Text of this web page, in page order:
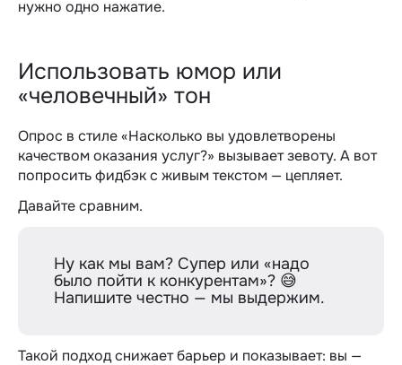
нужно одно нажатие.
Использовать юмор или
«человечный» тон
Опрос в стиле «Насколько вы удовлетворены
качеством оказания услуг?» вызывает зевоту. А вот
попросить фидбэк с живым текстом — цепляет.
Давайте сравним.
Ну как мы вам? Супер или «надо
было пойти к конкурентам»? 😅
Напишите честно — мы выдержим.
Такой подход снижает барьер и показывает: вы —